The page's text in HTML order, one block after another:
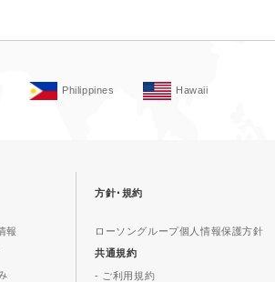
Philippines Hawaii
報
方針･規約
ローソングループ個人情報保護方針
共通規約
- ご利用規約